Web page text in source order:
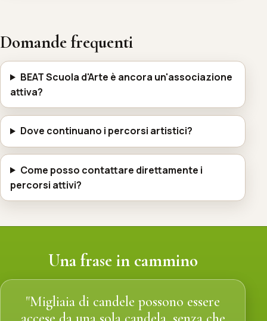
Domande frequenti
BEAT Scuola d'Arte è ancora un'associazione
attiva?
Dove continuano i percorsi artistici?
Come posso contattare direttamente i
percorsi attivi?
Una frase in cammino
"Migliaia di candele possono essere